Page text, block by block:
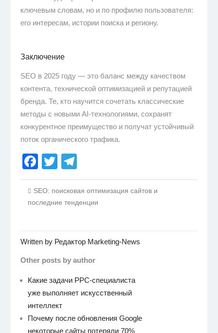
ключевым словам, но и по профилю пользователя:
его интересам, истории поиска и региону.
Заключение
SEO в 2025 году — это баланс между качеством
контента, технической оптимизацией и репутацией
бренда. Те, кто научится сочетать классические
методы с новыми AI-технологиями, сохранят
конкурентное преимущество и получат устойчивый
поток органического трафика.
Facebook
Twitter
SEO: поисковая оптимизация сайтов и
последние тенденции
Written by Редактор Marketing-News
Other posts by author
Какие задачи PPC-специалиста
уже выполняет искусственный
интеллект
Почему после обновления Google
некоторые сайты потеряли 70%